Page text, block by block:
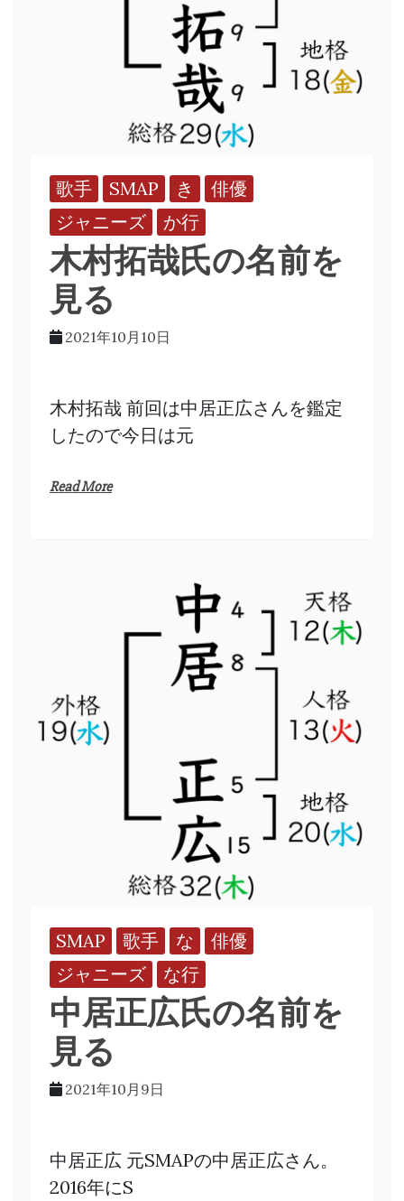
歌手 SMAP き
俳優
ジャニーズ
か行
木村拓哉氏の名前を
見る
2021年10月10日
木村拓哉 前回は中居正広さんを鑑定
したので今日は元
Read More
SMAP 歌手 な
俳優
ジャニーズ
な行
中居正広氏の名前を
見る
2021年10月9日
中居正広 元SMAPの中居正広さん。
2016年にS